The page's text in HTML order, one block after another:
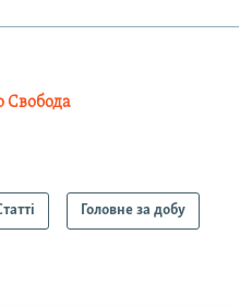
Свобода
Головне за добу